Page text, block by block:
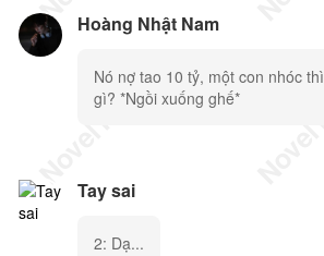
Hoàng Nhật Nam
Nó nợ tao 10 tỷ, một con nhóc
gì? *Ngồi xuống ghế*
Tay sai
2: Dạ...